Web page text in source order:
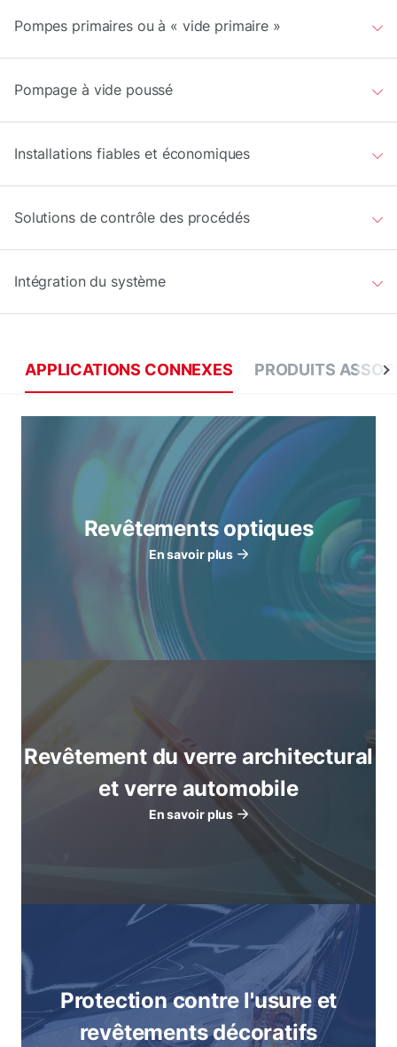
Pompes primaires ou à « vide primaire »
Pompage à vide poussé
Installations fiables et économiques
Solutions de contrôle des procédés
Intégration du système
APPLICATIONS CONNEXES PRODUITS
Revêtements optiques
En savoir plus
Revêtement du verre architectural
et verre automobile
En savoir plus
Protection contre l'usure et
revêtements décoratifs